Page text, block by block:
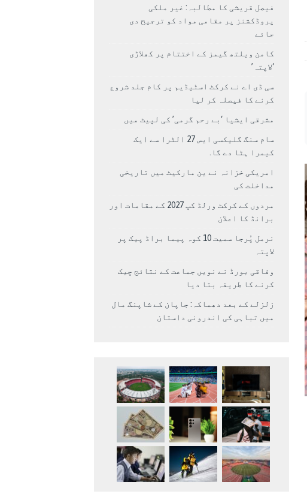
فیصل قریشی کا مطالبہ: غیر ملکی
پروڈکشنز پر مقامی مواد کو ترجیح دی
جائے
کامن ویلتھ گیمز کے اختتام پر کھلاڑی
‘لاپتہ’
سی ڈی اے نے کرکٹ اسٹیڈیم پر کام جلد شروع
کرنے کا فیصلہ کر لیا
مشرقی ایشیا ‘بے رحم گرمی’ کی لپیٹ میں
سام سنگ گلیکسی ایس 27 الٹرا سے ایک
کیمرا ہٹا دے گا.
امریکی خزانہ نے ین مارکیٹ میں تاریخی
مداخلت کی
مردوں کے کرکٹ ورلڈ کپ 2027 کے مقامات اور
برانڈ کا اعلان
نرمل پُرجا سمیت 10 کوہ پیما براڈ پیک پر
لاپتہ
وفاقی بورڈ نے نویں جماعت کے نتائج چیک
کرنے کا طریقہ بتا دیا
زلزلے کے بعد دھماکہ: جاپان کے شاپنگ مال
میں تباہی کی اندرونی داستان